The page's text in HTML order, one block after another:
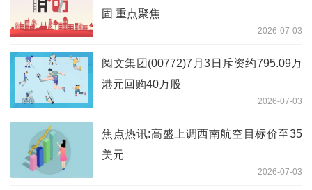
固 重点聚焦
2026-07-03
阅文集团(00772)7月3日斥资约795.09万
港元回购40万股
2026-07-03
焦点热讯:高盛上调西南航空目标价至35
美元
2026-07-03